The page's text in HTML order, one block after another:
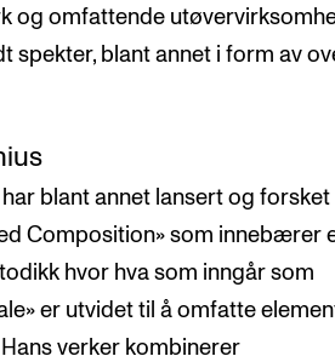
og omfattende
spekter, blant annet i form av
blant annet lansert og forsket
Composition» som innebærer
hvor hva som inngår som
er utvidet til å omfatte
verker kombinerer